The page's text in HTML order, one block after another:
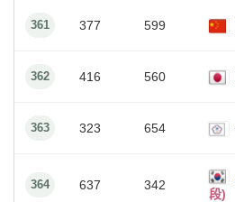
361 377 599
362 416 560
363 323 654
364 637 342
段)